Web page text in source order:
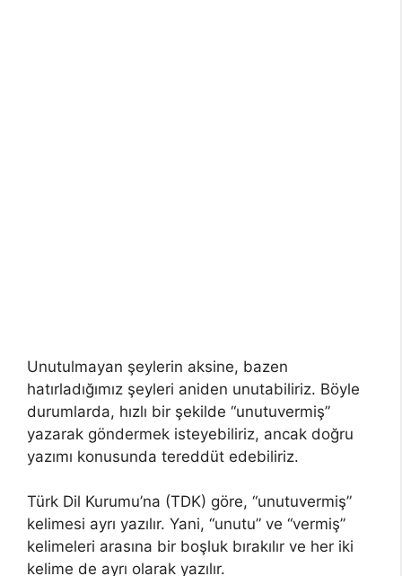
Unutulmayan şeylerin aksine, bazen
hatırladığımız şeyleri aniden unutabiliriz. Böyle
durumlarda, hızlı bir şekilde “unutuvermiş”
yazarak göndermek isteyebiliriz, ancak doğru
yazımı konusunda tereddüt edebiliriz.
Türk Dil Kurumu’na (TDK) göre, “unutuvermiş”
kelimesi ayrı yazılır. Yani, “unutu” ve “vermiş”
kelimeleri arasına bir boşluk bırakılır ve her iki
kelime de ayrı olarak yazılır.